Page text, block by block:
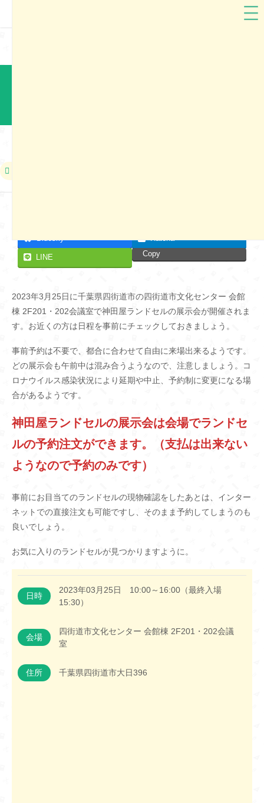
LINE Copy
2023年3月25日に千葉県四街道市の四街道市文化センター 会館
棟 2F201・202会議室で神田屋ランドセルの展示会が開催されま
す。お近くの方は日程を事前にチェックしておきましょう。
事前予約は不要で、都合に合わせて自由に来場出来るようです。
どの展示会も午前中は混み合うようなので、注意しましょう。コ
ロナウイルス感染状況により延期や中止、予約制に変更になる場
合があるようです。
神田屋ランドセルの展示会は会場でランドセ
ルの予約注文ができます。（支払は出来ない
ようなので予約のみです）
事前にお目当てのランドセルの現物確認をしたあとは、インター
ネットでの直接注文も可能ですし、そのまま予約してしまうのも
良いでしょう。
お気に入りのランドセルが見つかりますように。
日時
2023年03月25日 10:00～16:00（最終入場
15:30）
会場
四街道市文化センター 会館棟 2F201・202会議
室
住所 千葉県四街道市大日396